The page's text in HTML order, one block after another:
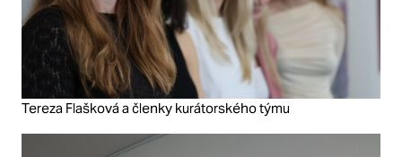
Tereza Flašková a členky kurátorského týmu